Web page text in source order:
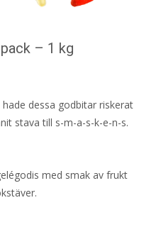
– 1 kg
dessa godbitar riskerat
stava till s-m-a-s-k-e-n-s.
med smak av frukt